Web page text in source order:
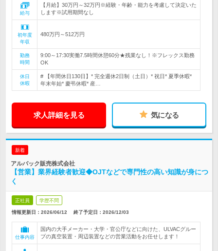
給与
【月給】30万円～32万円※経験・年齢・能力を考慮して決定いた
します※試用期間なし
初年度
年収
480万円～512万円
勤務
時間
9:00～17:30実働7.5時間休憩60分★残業なし！※フレックス勤務
OK
休日
休暇
# 【年間休日130日】* 完全週休2日制（土日）* 祝日* 夏季休暇*
年末年始* 慶弔休暇* 産…
求人詳細を見る 気になる
新着
アルバック販売株式会社
【営業】業界経験者歓迎◆OJTなどで専門性の高い知識が身につ
く
正社員 学歴不問
情報更新日：2026/06/12 終了予定日： 2026/12/03
仕事内容
国内の大手メーカー・大学・官公庁などに向けた、ULVACグルー
プの真空装置・周辺装置などの営業活動をお任せします！